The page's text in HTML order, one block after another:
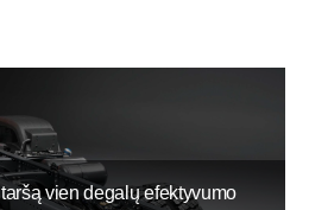
vien degalų efektyvumo